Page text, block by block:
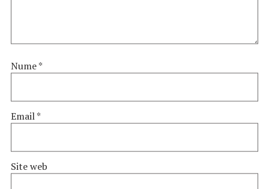
Nume*
Email*
Site web